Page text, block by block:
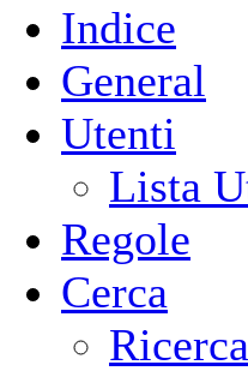
Indice
General
Utenti
Lista
Regole
Cerca